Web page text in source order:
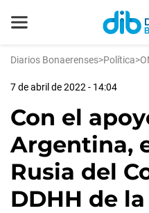
Diarios Bonaerenses>Política>
7 de abril de 2022 - 14:04
Con el
Argentina,
Rusia del
DDHH de la